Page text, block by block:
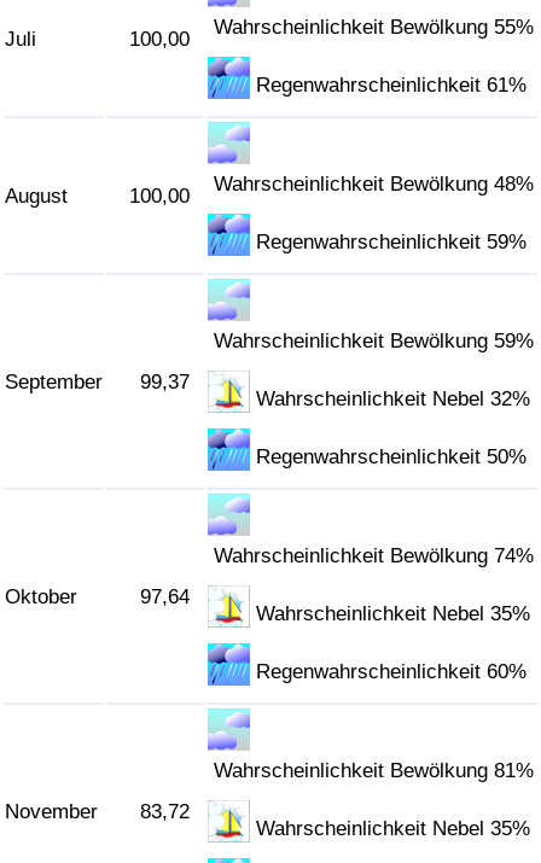
Juli 100,00
Wahrscheinlichkeit Bewölkung 55%
Regenwahrscheinlichkeit 61%
August 100,00
Wahrscheinlichkeit Bewölkung 48%
Regenwahrscheinlichkeit 59%
September 99,37
Wahrscheinlichkeit Bewölkung 59%
Wahrscheinlichkeit Nebel 32%
Regenwahrscheinlichkeit 50%
Oktober 97,64
Wahrscheinlichkeit Bewölkung 74%
Wahrscheinlichkeit Nebel 35%
Regenwahrscheinlichkeit 60%
November 83,72
Wahrscheinlichkeit Bewölkung 81%
Wahrscheinlichkeit Nebel 35%